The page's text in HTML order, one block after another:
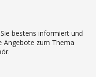
bestens informiert und
Angebote zum Thema